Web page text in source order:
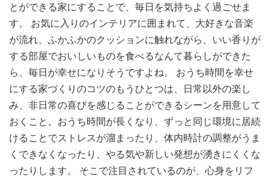
とができる家にすることで、毎日を気持ちよく過ごせま
す。 お気に入りのインテリアに囲まれて、大好きな音楽
が流れ、ふかふかのクッションに触れながら、いい香りが
する部屋でおいしいものを食べるなんて暮らしができた
ら、毎日が幸せになりそうですよね。 おうち時間を幸せ
にする家づくりのコツのもうひとつは、日常以外の楽し
み、非日常の喜びを感じることができるシーンを用意して
おくこと。おうち時間が長くなり、ずっと同じ環境に居続
けることでストレスが溜まったり、体内時計の調整がうま
くできなくなったり、やる気や新しい発想が湧きにくくな
ったりします。 そこで注目されているのが、心身をリフ